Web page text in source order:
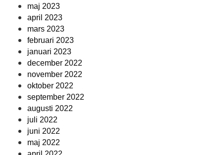
maj 2023
april 2023
mars 2023
februari 2023
januari 2023
december 2022
november 2022
oktober 2022
september 2022
augusti 2022
juli 2022
juni 2022
maj 2022